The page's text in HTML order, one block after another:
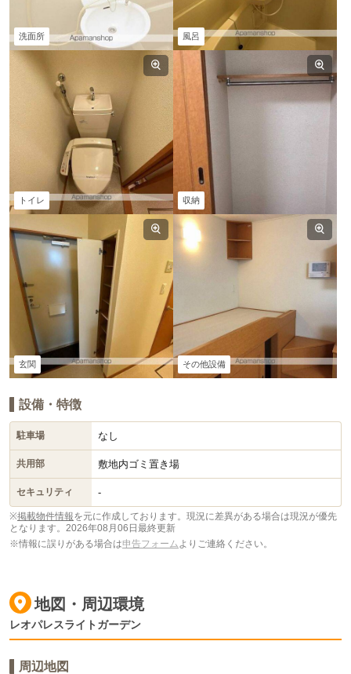
洗面所 風呂
トイレ 収納
玄関 その他設備
設備・特徴
駐車場 なし
共用部 敷地内ゴミ置き場
セキュリティ -
※掲載物件情報を元に作成しております。現況に差異がある場合は現況が優先
となります。 2026年08月06日最終更新
※情報に誤りがある場合は申告フォーム よりご連絡ください。
地図・周辺環境
レオパレスライトガーデン
周辺地図